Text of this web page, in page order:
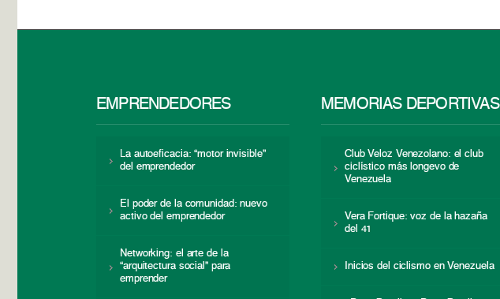
EMPRENDEDORES
La autoeficacia: “motor invisible”
del emprendedor
El poder de la comunidad: nuevo
activo del emprendedor
Networking: el arte de la
“arquitectura social” para
emprender
MEMORIAS DEPORTIVAS
Club Veloz Venezolano: el club
ciclístico más longevo de
Venezuela
Vera Fortique: voz de la hazaña
del 41
Inicios del ciclismo en Venezuela